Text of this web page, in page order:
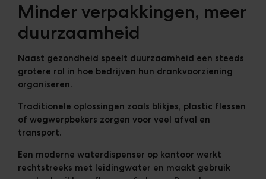
Minder verpakkingen, meer
duurzaamheid
Naast gezondheid speelt duurzaamheid een steeds
grotere rol in hoe bedrijven hun drankvoorziening
organiseren.
Traditionele oplossingen zoals blikjes, plastic flessen
of wegwerpbekers zorgen voor veel afval en
transport.
Een moderne waterdispenser op kantoor werkt
rechtstreeks met leidingwater en maakt gebruik